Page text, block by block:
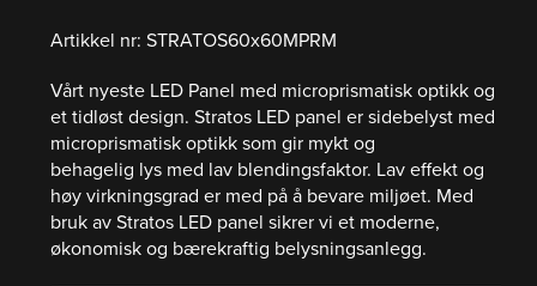
Artikkel nr: STRATOS60x60MPRM
Vårt nyeste LED Panel med microprismatisk optikk og
et tidløst design. Stratos LED panel er sidebelyst med
microprismatisk optikk som gir mykt og
behagelig lys med lav blendingsfaktor. Lav effekt og
høy virkningsgrad er med på å bevare miljøet. Med
bruk av Stratos LED panel sikrer vi et moderne,
økonomisk og bærekraftig belysningsanlegg.